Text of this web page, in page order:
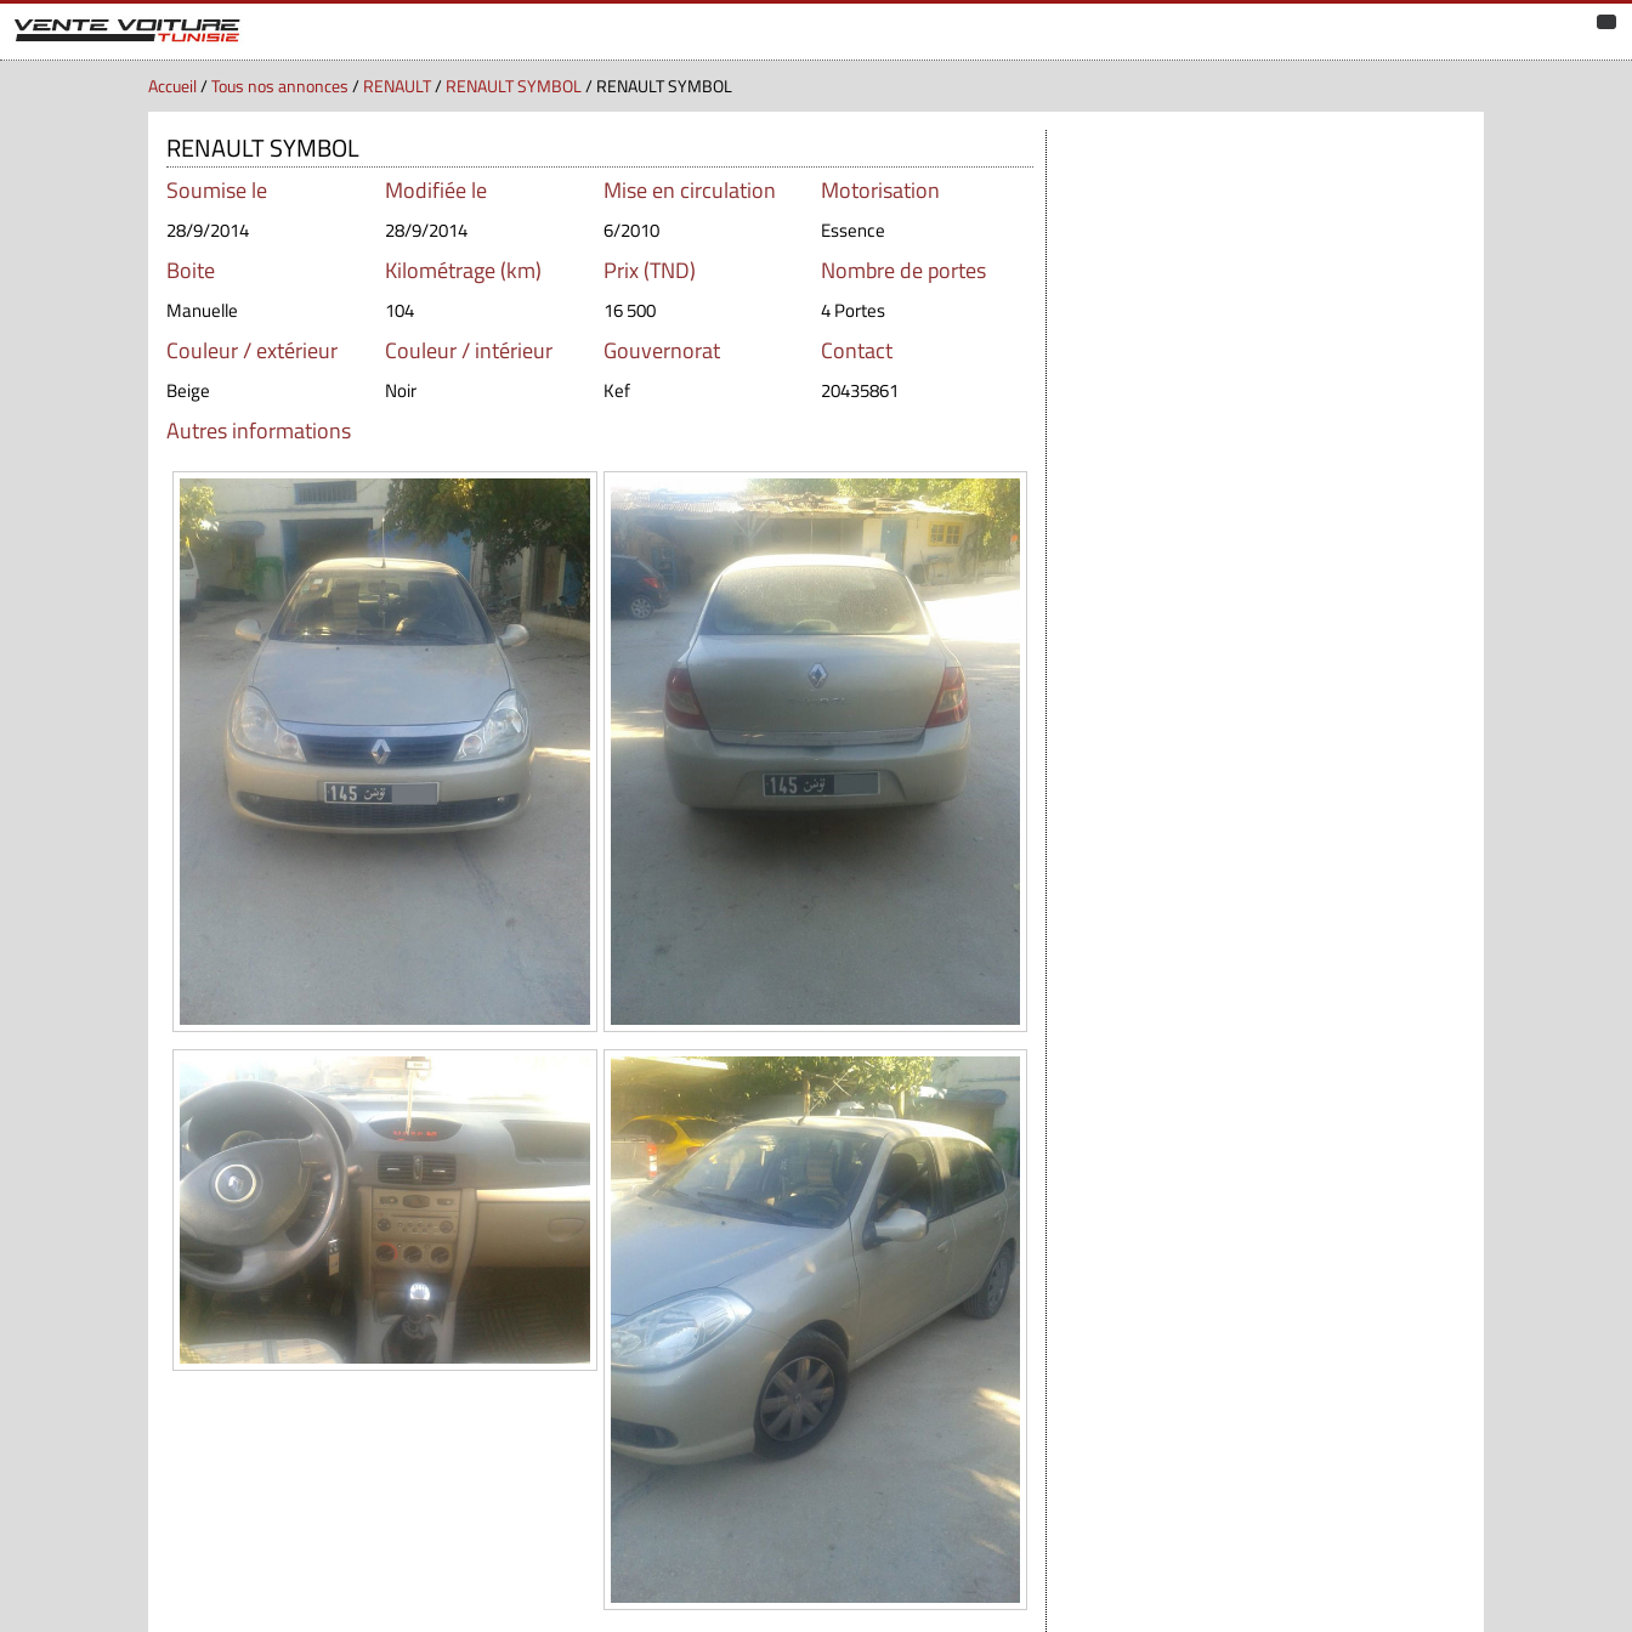
Accueil/Tous nos annonces/RENAULT/RENAULT SYMBOL/ RENAULT SYMBOL
RENAULT SYMBOL
Soumise le
28/9/2014
Modifiée le
28/9/2014
Mise en circulation
6/2010
Motorisation
Essence
Boite
Manuelle
Kilométrage (km)
104
Prix (TND)
16 500
Nombre de portes
4 Portes
Couleur / extérieur
Beige
Couleur / intérieur
Noir
Gouvernorat
Kef
Autres informations
Contact
20435861